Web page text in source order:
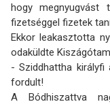
hogy megnyugvást
fizetséggel fizetek
Ekkor leakasztotta
odaküldte
- Sziddhattha királyfi
fordult!
A Bódhiszattva